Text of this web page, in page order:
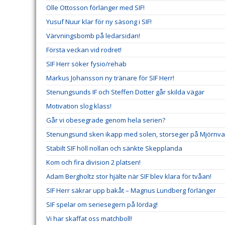
Olle Ottosson förlänger med SIF!
Yusuf Nuur klar för ny säsong i SIF!
Värvningsbomb på ledarsidan!
Första veckan vid rodret!
SIF Herr söker fysio/rehab
Markus Johansson ny tränare för SIF Herr!
Stenungsunds IF och Steffen Dotter går skilda vägar
Motivation slog klass!
Går vi obesegrade genom hela serien?
Stenungsund sken ikapp med solen, storseger på
Stabilt SIF höll nollan och sänkte Skepplanda
Kom och fira division 2 platsen!
Adam Bergholtz stor hjälte när SIF blev klara för tvåan!
SIF Herr säkrar upp bakåt – Magnus Lundberg förlänger
SIF spelar om seriesegern på lördag!
Vi har skaffat oss matchboll!